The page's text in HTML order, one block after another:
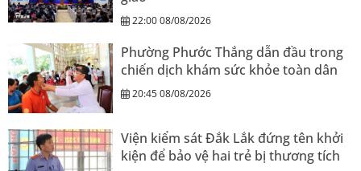
22:00 08/08/2026
Phường Phước Thắng dẫn đầu trong
chiến dịch khám sức khỏe toàn dân
20:45 08/08/2026
Viện kiểm sát Đắk Lắk đứng tên khởi
kiện để bảo vệ hai trẻ bị thương tích